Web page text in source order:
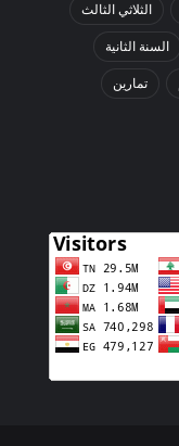
الثلاثي الثالث
السنة الثانية
تمارين